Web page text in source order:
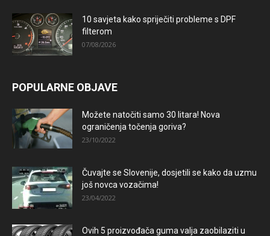
10 savjeta kako spriječiti probleme s DPF
filterom
07/08/2026
POPULARNE OBJAVE
Možete natočiti samo 30 litara! Nova
ograničenja točenja goriva?
23/10/2022
Čuvajte se Slovenije, dosjetili se kako da uzmu
još novca vozačima!
23/04/2022
Ovih 5 proizvođača guma valja zaobilaziti u